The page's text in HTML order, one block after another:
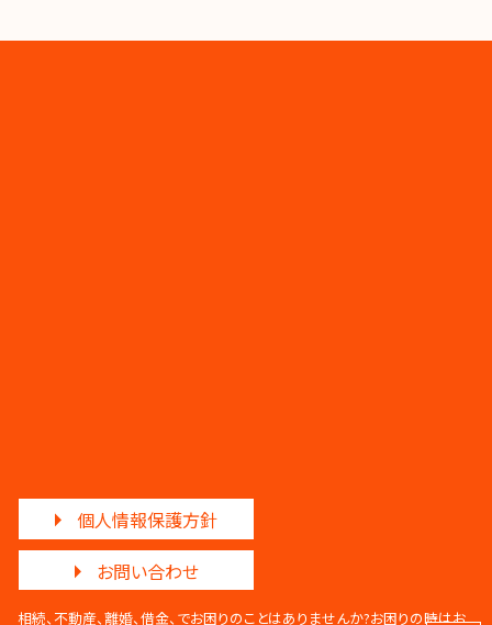
個人情報保護方針
お問い合わせ
相続、不動産、離婚、借金、でお困りのことはありませんか?お困りの時はお